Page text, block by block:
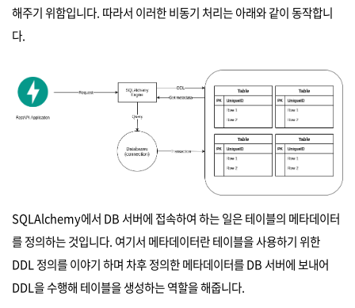
해주기 위함입니다. 따라서 이러한 비동기 처리는 아래와 같이 동작합니
다.
SQLAlchemy에서 DB 서버에 접속하여 하는 일은 테이블의 메타데이터
를 정의하는 것입니다. 여기서 메타데이터란 테이블을 사용하기 위한
DDL 정의를 이야기 하며 차후 정의한 메타데이터를 DB 서버에 보내어
DDL을 수행해 테이블을 생성하는 역할을 해줍니다.